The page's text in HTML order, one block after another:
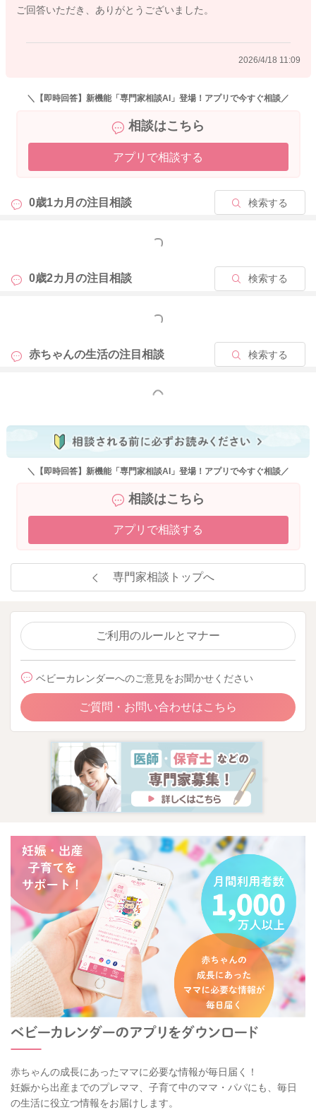
なのでその瞬間、動きたいのに動けない！となるとどうしても
コントロールもまだ難しいこともあると思いますので、仕方が
引っ掻かれたりすることについては、引き続き繰り返し痛いか
らやめてと表情と声をグッと抑えて伝えていただくといいと思
そして安全を確認した上で距離を置くようにされるのもいいと
思います。
③の唾液について、お口が開いてしまうことも多くなるとどう
しても垂れてきてしまうことがあると思います。
拭いてあげないといけないこともあるかもしれませんね。
出来るだけ近寄ってこうとするときに、手をササっと拭いてあ
息子さんなりに感じ取っていることもあるかもしれません。
り、気持ちをうまくまだ表現ができない分暴れたり泣いてしま
お二人目のお子さんが生まれて、お世話が必要になっているこ
ともあり、息子さんと距離ができやすくなると思うのですが、
keitoさんにばかり負担がいくことのないように、ご家族で息子
さんとお二人目の赤ちゃんを見ていけるように、守って安心を
向き合い続けていくことで、息子さんもまた変化、成長してい
くと思います。
ートを受けるようにされることも必要だと思います。
今現在、どのように過ごされているのかわからないのですが、
活用できそうな社会資源も活かしながら過ごされてみてはいか
がでしょうか？
どうぞよろしくお願いします。
ご回答いただき、ありがとうございました。
2026/4/18 11:09
＼【即時回答】新機能「専門家相談AI」登場！アプリで今すぐ相談／
相談はこちら
アプリで相談する
0歳1カ月の注目相談 検索する
もっと見る
0歳2カ月の注目相談 検索する
もっと見る
赤ちゃんの生活の注目相談 検索する
もっと見る
＼【即時回答】新機能「専門家相談AI」登場！アプリで今すぐ相談／
相談はこちら
アプリで相談する
専門家相談トップへ
ご利用のルールとマナー
ベビーカレンダーへのご意見をお聞かせください
ご質問・お問い合わせはこちら
赤ちゃんの成長にあったママに必要な情報が毎日届く！
妊娠から出産までのプレママ、子育て中のママ・パパにも、毎日
の生活に役立つ情報をお届けします。